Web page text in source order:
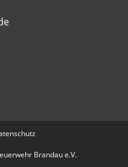
Brandau e.V.